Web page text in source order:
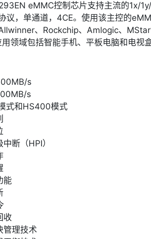
eMMC控制芯片支持主流的1x/
议，单通道，4CE。使用该主控的
、Rockchip、Amlogic、
领域包括智能手机、平板电脑和电视
s
s
式和HS400模式
断（HPI）
能
收
管理技术